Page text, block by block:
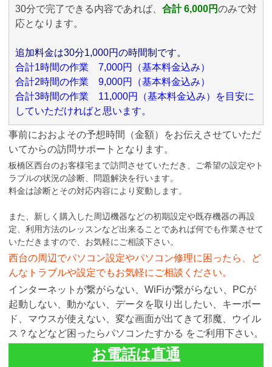
30分で完了できる内容であれば、 合計 6,000円のみで対
応となります。
追加料金は30分1,000円の時間制です。
合計1時間の作業 7,000円（基本料金込み）
合計2時間の作業 9,000円（基本料金込み）
合計3時間の作業 11,000円（基本料金込み）を目安に
していただければと思います。
事前におおよその予想時間（金額）をお伝えさせていただ
いてからの訪問サポートとなります。
板橋区西台のお客様宅まで訪問させていただき、ご希望の設定やト
ラブルの状況の診断、問題解決を行います。
料金は診断とその対応内容により変動します。
また、新しく購入した周辺機器などの初期設定や既存機器の再設
定、利用方法のレッスンなど出来ることであれば何でも作業させて
いただきますので、お気軽にご相談下さい。
西台の周辺でパソコン設定やパソコン修理に困ったら、ど
んなトラブルや設定でもお気軽にご相談ください。
インターネットが繋がらない、WiFiが繋がらない、PCが
起動しない、動かない、データを取り出したい、キーボー
ド、マウスが使えない、変な画面が出てきて邪魔、ウイル
ス？などなど困ったらパソコンたすかる をご利用下さい。
お電話は直通